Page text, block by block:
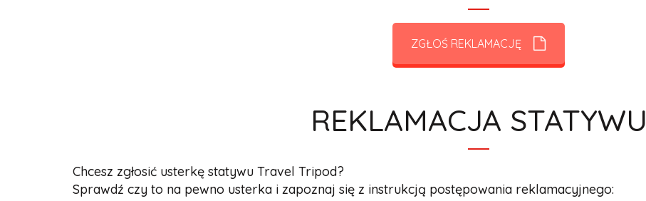
ZGŁOŚ REKLAMACJĘ
REKLAMACJA STATYWU
Chcesz zgłosić usterkę statywu Travel Tripod?
Sprawdź czy to na pewno usterka i zapoznaj się z instrukcją postępowania reklamacyjnego: